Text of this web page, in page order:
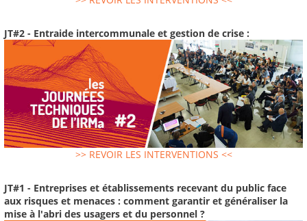
JT#2 - Entraide intercommunale et gestion de crise :
>> REVOIR LES INTERVENTIONS <<
JT#1 - Entreprises et établissements recevant du public face
aux risques et menaces : comment garantir et généraliser la
mise à l'abri des usagers et du personnel ?